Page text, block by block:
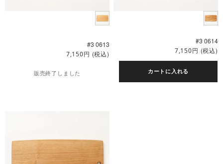
#3 0613
7,150円 (税込)
販売終了しました
#3 0614
7,150円 (税込)
カートに入れる